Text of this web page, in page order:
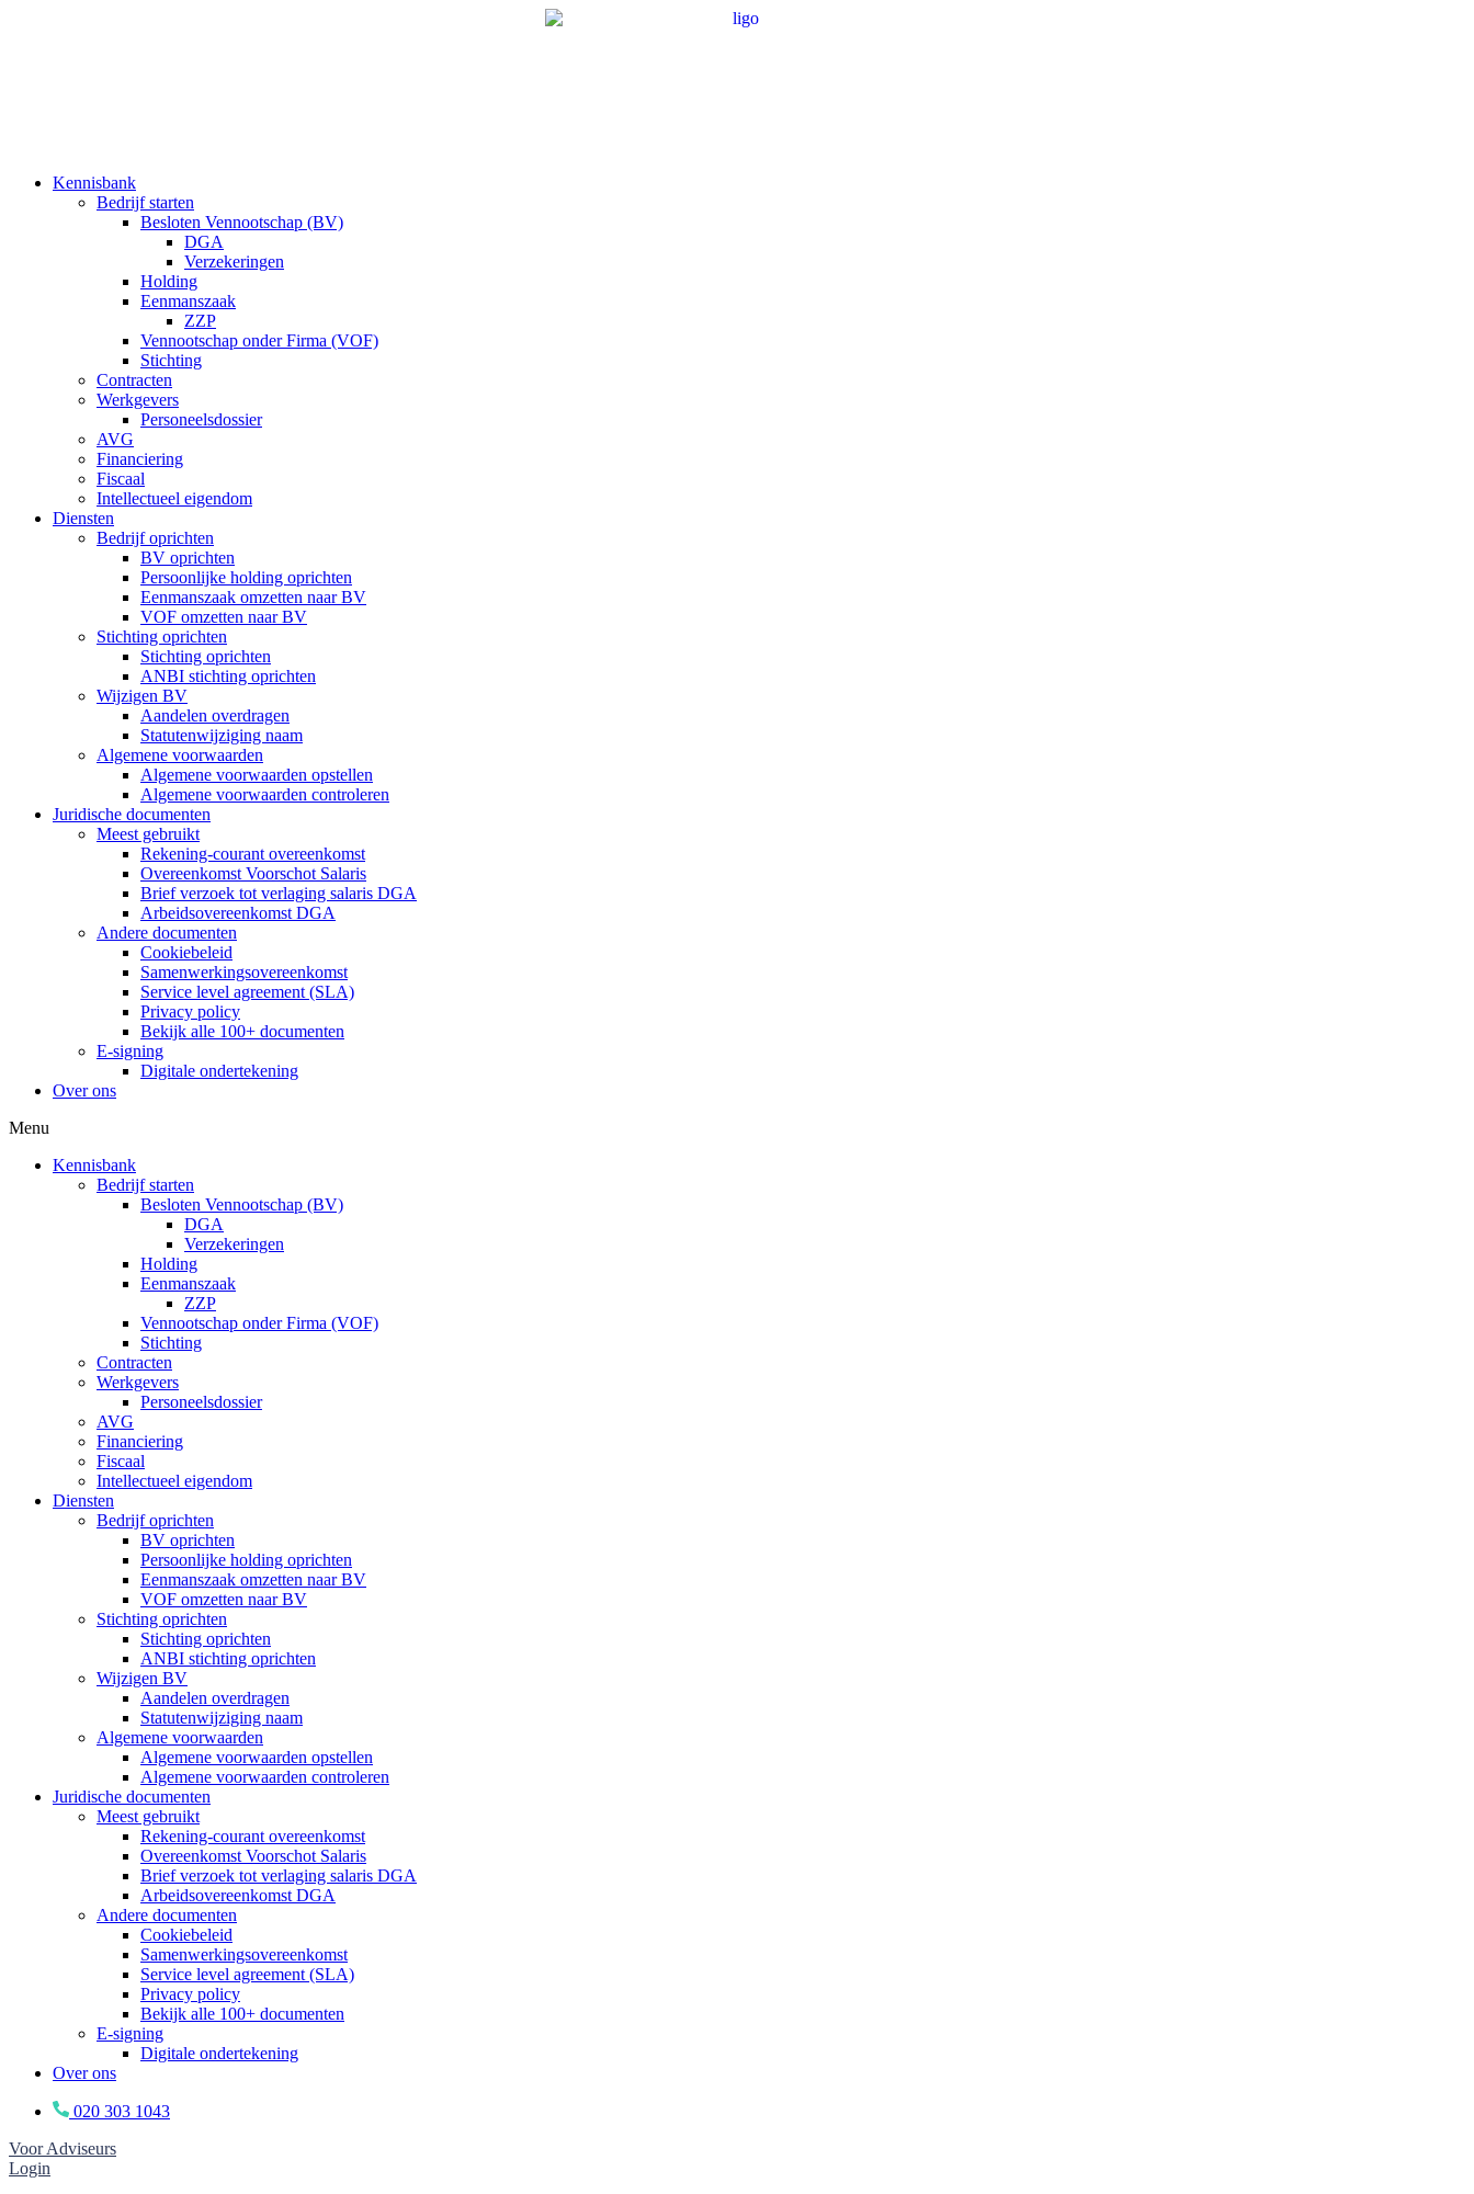
Kennisbank
Bedrijf starten
Besloten Vennootschap (BV)
DGA
Verzekeringen
Holding
Eenmanszaak
ZZP
Vennootschap onder Firma (VOF)
Stichting
Contracten
Werkgevers
Personeelsdossier
AVG
Financiering
Fiscaal
Intellectueel eigendom
Diensten
Bedrijf oprichten
BV oprichten
Persoonlijke holding oprichten
Eenmanszaak omzetten naar BV
VOF omzetten naar BV
Stichting oprichten
Stichting oprichten
ANBI stichting oprichten
Wijzigen BV
Aandelen overdragen
Statutenwijziging naam
Algemene voorwaarden
Algemene voorwaarden opstellen
Algemene voorwaarden controleren
Juridische documenten
Meest gebruikt
Rekening-courant overeenkomst
Overeenkomst Voorschot Salaris
Brief verzoek tot verlaging salaris DGA
Arbeidsovereenkomst DGA
Andere documenten
Cookiebeleid
Samenwerkingsovereenkomst
Service level agreement (SLA)
Privacy policy
Bekijk alle 100+ documenten
E-signing
Digitale ondertekening
Over ons
Menu
Kennisbank
Bedrijf starten
Besloten Vennootschap (BV)
DGA
Verzekeringen
Holding
Eenmanszaak
ZZP
Vennootschap onder Firma (VOF)
Stichting
Contracten
Werkgevers
Personeelsdossier
AVG
Financiering
Fiscaal
Intellectueel eigendom
Diensten
Bedrijf oprichten
BV oprichten
Persoonlijke holding oprichten
Eenmanszaak omzetten naar BV
VOF omzetten naar BV
Stichting oprichten
Stichting oprichten
ANBI stichting oprichten
Wijzigen BV
Aandelen overdragen
Statutenwijziging naam
Algemene voorwaarden
Algemene voorwaarden opstellen
Algemene voorwaarden controleren
Juridische documenten
Meest gebruikt
Rekening-courant overeenkomst
Overeenkomst Voorschot Salaris
Brief verzoek tot verlaging salaris DGA
Arbeidsovereenkomst DGA
Andere documenten
Cookiebeleid
Samenwerkingsovereenkomst
Service level agreement (SLA)
Privacy policy
Bekijk alle 100+ documenten
E-signing
Digitale ondertekening
Over ons
020 303 1043
Voor Adviseurs
Login